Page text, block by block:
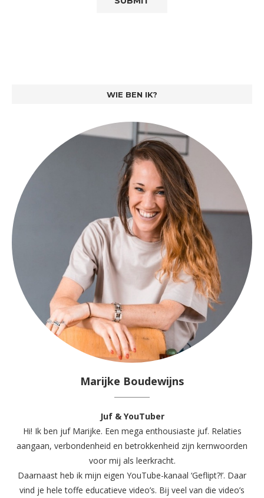
WIE BEN IK?
Marijke Boudewijns
Juf & YouTuber
Hi! Ik ben juf Marijke. Een mega enthousiaste juf. Relaties
aangaan, verbondenheid en betrokkenheid zijn kernwoorden
voor mij als leerkracht.
Daarnaast heb ik mijn eigen YouTube-kanaal ‘Geflipt?!’. Daar
vind je hele toffe educatieve video’s. Bij veel van die video’s